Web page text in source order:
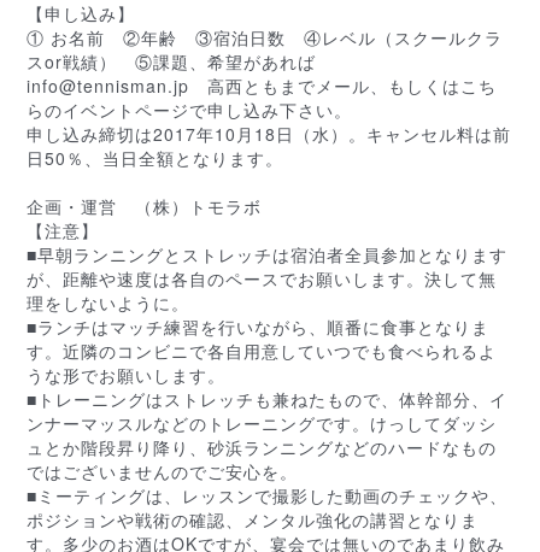
【申し込み】
① お名前 ②年齢 ③宿泊日数 ④レベル（スクールクラ
スor戦績） ⑤課題、希望があれば
info@tennisman.jp 高西ともまでメール、もしくはこち
らのイベントページで申し込み下さい。
申し込み締切は2017年10月18日（水）。キャンセル料は前
日50％、当日全額となります。
企画・運営 （株）トモラボ
【注意】
■早朝ランニングとストレッチは宿泊者全員参加となりま す
が、距離や速度は各自のペースでお願いします。決して無
理をしないように。
■ランチはマッチ練習を行いながら、順番に食事となりま
す。近隣のコンビニで各自用意していつでも食べられるよ
うな形でお願いします。
■トレーニングはストレッチも兼ねたもので、体幹部分、 イ
ンナーマッスルなどのトレーニングです。けっしてダッ シ
ュとか階段昇り降り、砂浜ランニングなどのハードなもの
ではございませんのでご安心を。
■ミーティングは、レッスンで撮影した動画のチェックや、
ポジションや戦術の確認、メンタル強化の講習となりま
す。多少のお酒はOKですが、宴会では無いのであまり飲み